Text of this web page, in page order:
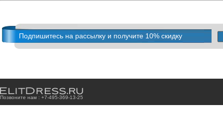
Подпишитесь на рассылку и получите 10% скидку
Позвоните нам : +7-495-369-13-25